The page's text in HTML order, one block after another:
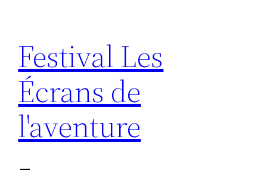
contenu
Festival Les
Écrans de
l'aventure